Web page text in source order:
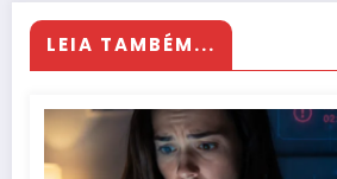
LEIA TAMBÉM...